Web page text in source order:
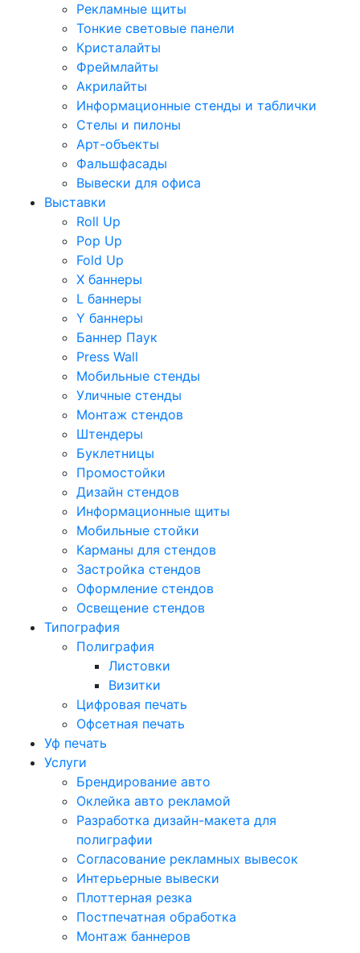
Рекламные щиты
Тонкие световые панели
Кристалайты
Фреймлайты
Акрилайты
Информационные стенды и таблички
Стелы и пилоны
Арт-объекты
Фальшфасады
Вывески для офиса
Выставки
Roll Up
Pop Up
Fold Up
Х баннеры
L баннеры
Y баннеры
Баннер Паук
Press Wall
Мобильные стенды
Уличные стенды
Монтаж стендов
Штендеры
Буклетницы
Промостойки
Дизайн стендов
Информационные щиты
Мобильные стойки
Карманы для стендов
Застройка стендов
Оформление стендов
Освещение стендов
Типография
Полиграфия
Листовки
Визитки
Цифровая печать
Офсетная печать
Уф печать
Услуги
Брендирование авто
Оклейка авто рекламой
Разработка дизайн-макета для
полиграфии
Согласование рекламных вывесок
Интерьерные вывески
Плоттерная резка
Постпечатная обработка
Монтаж баннеров